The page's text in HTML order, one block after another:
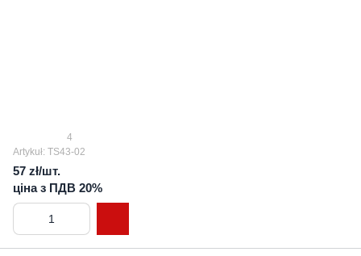
4
Artykuł: TS43-02
57 zł/шт.
ціна з ПДВ 20%